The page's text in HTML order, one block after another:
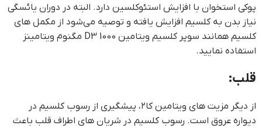
پوکی استخوان با افزایش استئوکلسین دارد. البته در دوران یائسگی
نیاز بدن به کلسیم افزایش یافته و توصیه می‌شود از مکمل های
کلسیم همانند سوپر کلسیم ویتامین D3 1000 مگنوم ویتامینز
استفاده نمایید.
قلب:
از دیگر مزیت های ویتامین کا۲، پیشگیری از رسوب کلسیم در
دیواره عروق است. رسوب کلسیم در شریان های اطراف قلب باعث